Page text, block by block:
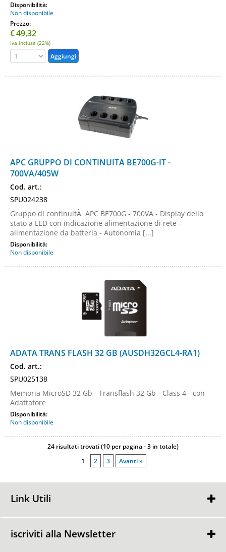
Disponibilità:
Non disponibile
Prezzo:
€49,32
Iva inclusa (22%)
APC GRUPPO DI CONTINUITA BE700G-IT -
700VA/405W
Cod. art.:
SPU024238
Gruppo di continuitÃ APC BE700G - 700VA - Display dello
stato a LED con indicazione alimentazione di rete -
alimentazione da batteria - Autonomia [...]
Disponibilità:
Non disponibile
ADATA TRANS FLASH 32 GB (AUSDH32GCL4-RA1)
Cod. art.:
SPU025138
Memoria MicroSD 32 Gb - Transflash 32 Gb - Class 4 - con
Adattatore
Disponibilità:
Non disponibile
24 risultati trovati (10 per pagina - 3 in totale)
1
2 3 Avanti »
Link Utili
Contattaci
iscriviti alla Newsletter